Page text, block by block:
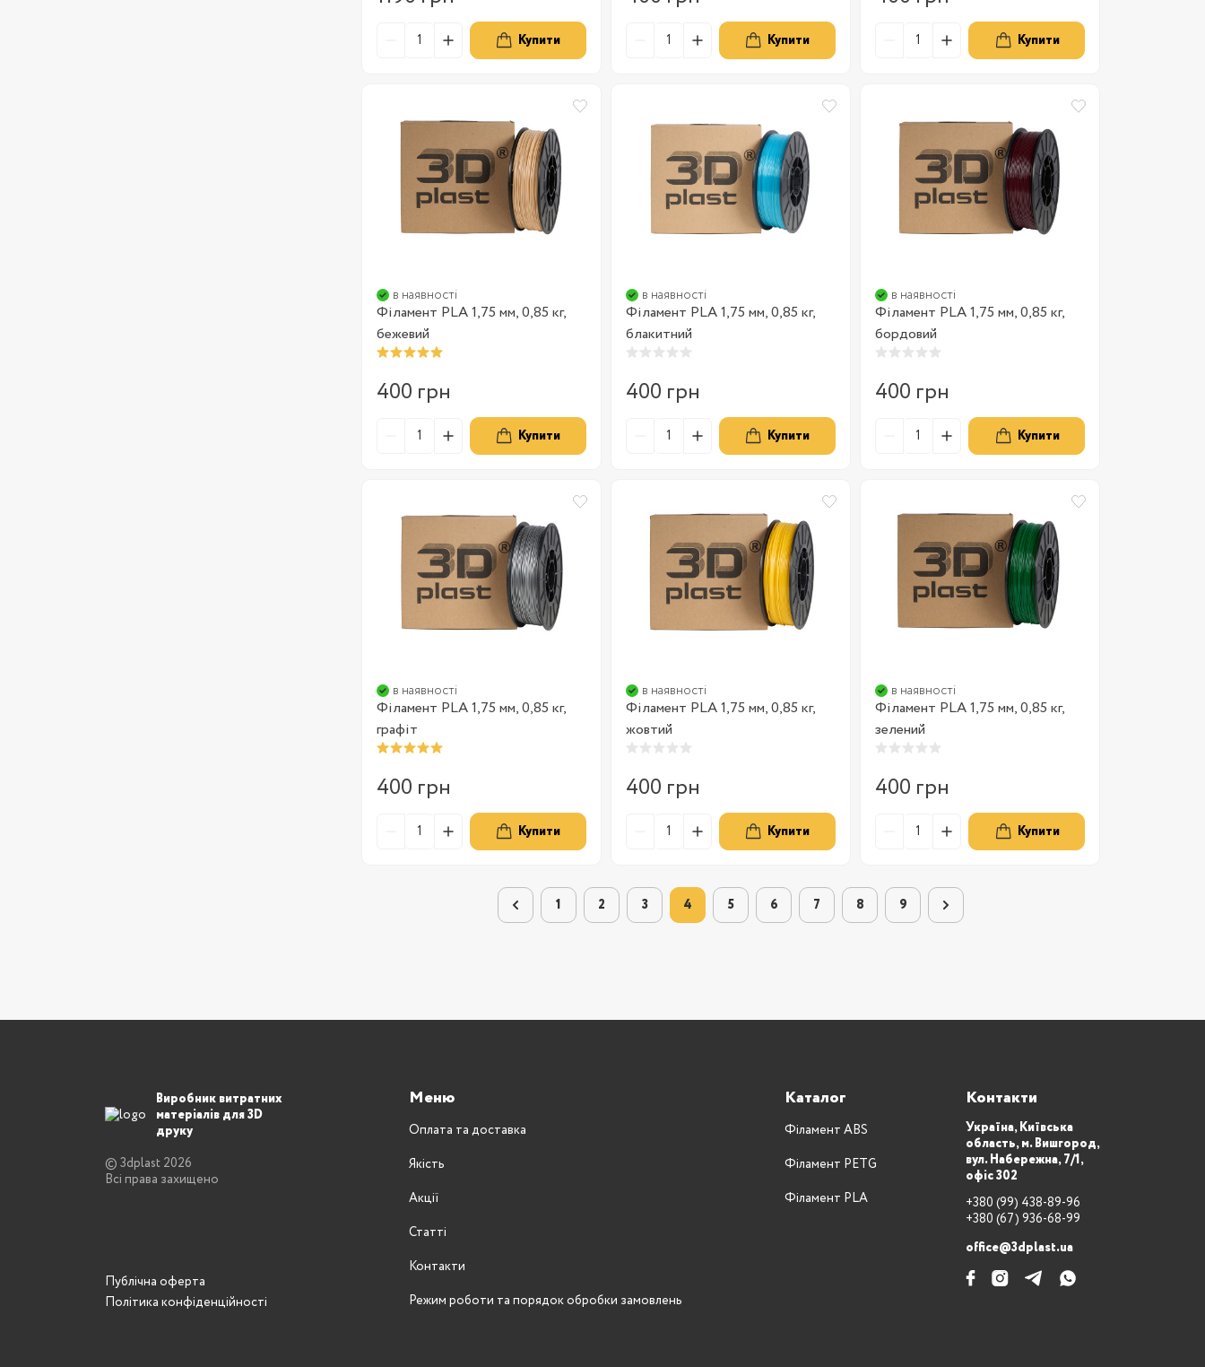
Купити Купити Купити
в наявності
Філамент PLA 1,75 мм, 0,85 кг,
бежевий
400 грн
Купити
в наявності
Філамент PLA 1,75 мм, 0,85 кг,
блакитний
400 грн
Купити
в наявності
Філамент PLA 1,75 мм, 0,85 кг,
бордовий
400 грн
Купити
в наявності
Філамент PLA 1,75 мм, 0,85 кг,
графіт
400 грн
Купити
в наявності
Філамент PLA 1,75 мм, 0,85 кг,
жовтий
400 грн
Купити
в наявності
Філамент PLA 1,75 мм, 0,85 кг,
зелений
400 грн
Купити
1 2 3 4 5 6 7 8 9
Виробник витратних
матеріалів для 3D
друку
© 3dplast 2026
Всі права захищено
Публічна оферта
Політика конфіденційності
Меню
Оплата та доставка
Якість
Акції
Статті
Контакти
Режим роботи та порядок обробки замовлень
Каталог
Філамент ABS
Філамент PETG
Філамент PLA
Контакти
Україна, Київська
область, м. Вишгород,
вул. Набережна, 7/1,
офіс 302
+380 (99) 438-89-96
+380 (67) 936-68-99
office@3dplast.ua